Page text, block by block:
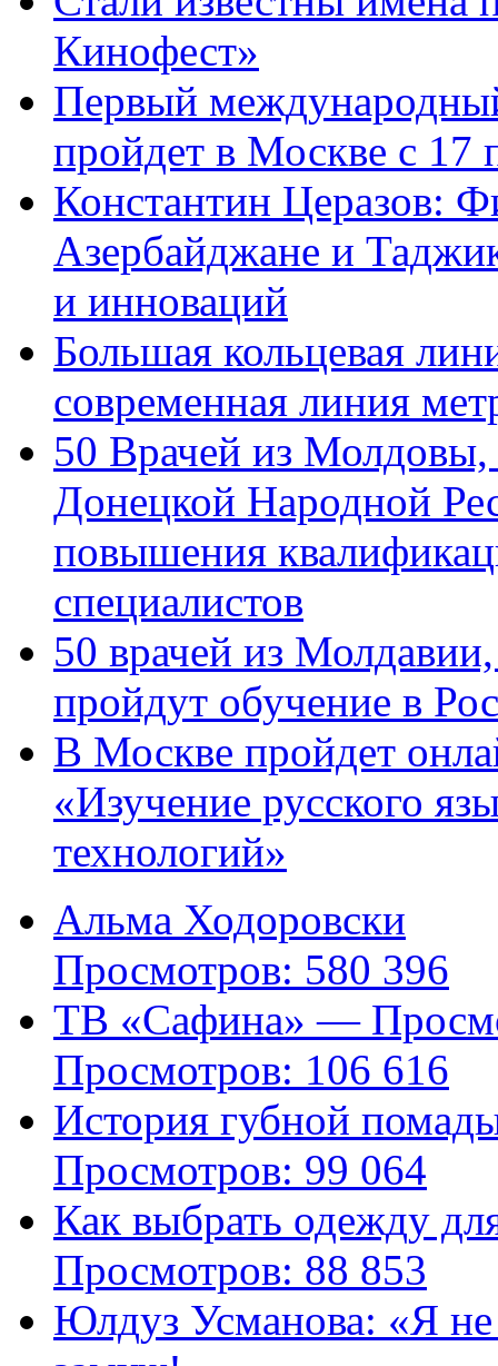
Кинофест»
Первый
пройдет в Москве с 17
Константин Церазов:
Азербайджане и
и инноваций
Большая кольцевая
современная линия
50 Врачей из Молдовы,
Донецкой Народной
повышения
специалистов
50 врачей из
пройдут обучение в
В Москве пройдет
«Изучение русского
технологий»
Альма Ходоровски
Просмотров: 580 396
ТВ «Сафина» —
Просмотров: 106 616
История губной
Просмотров: 99 064
Как выбрать одежду
Просмотров: 88 853
Юлдуз Усманова: «Я